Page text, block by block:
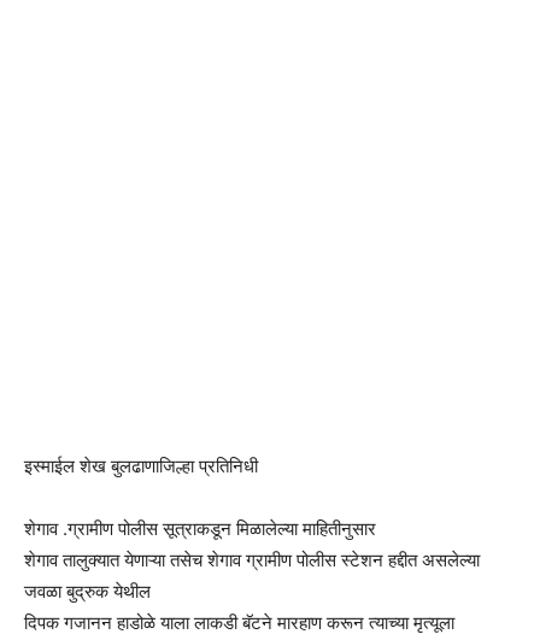
इस्माईल शेख बुलढाणाजिल्हा प्रतिनिधी
शेगाव .ग्रामीण पोलीस सूत्राकडून मिळालेल्या माहितीनुसार
शेगाव तालुक्यात येणाऱ्या तसेच शेगाव ग्रामीण पोलीस स्टेशन हद्दीत असलेल्या
जवळा बुद्रुक येथील
दिपक गजानन हाडोळे याला लाकडी बॅटने मारहाण करून त्याच्या मृत्यूला